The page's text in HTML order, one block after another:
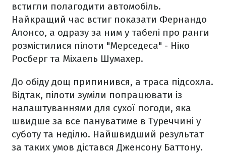
встигли полагодити автомобіль.
Найкращий час встиг показати Фернандо
Алонсо, а одразу за ним у табелі про ранги
розмістилися пілоти "Мерседеса" - Ніко
Росберг та Міхаель Шумахер.
До обіду дощ припинився, а траса підсохла.
Відтак, пілоти зуміли попрацювати із
налаштуваннями для сухої погоди, яка
швидше за все пануватиме в Туреччині у
суботу та неділю. Найшвидший результат
за таких умов дістався Дженсону Баттону.